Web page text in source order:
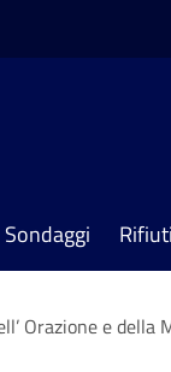
Sondaggi Rifiuti
Orazione e della